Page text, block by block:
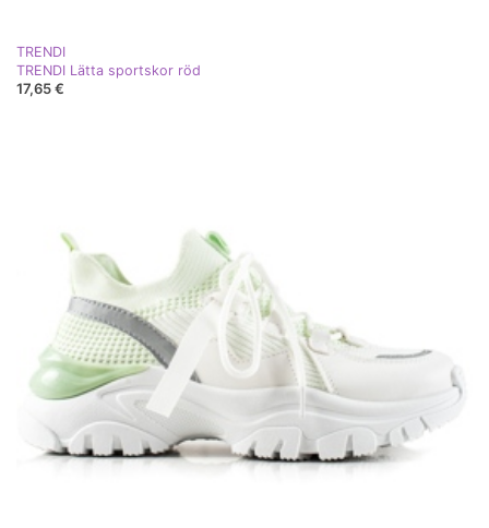
TRENDI
TRENDI Lätta sportskor röd
17,65 €